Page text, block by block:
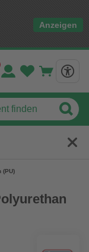
Anzeigen
(PU)